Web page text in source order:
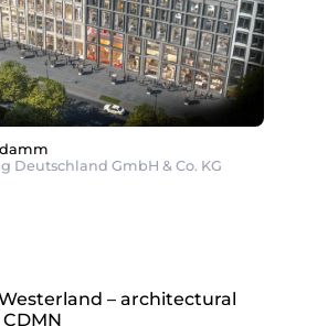
Deutschland GmbH & Co. KG